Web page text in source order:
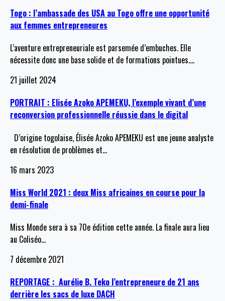
Togo : l’ambassade des USA au Togo offre une opportunité
aux femmes entrepreneures
L’aventure entrepreneuriale est parsemée d’embuches. Elle
nécessite donc une base solide et de formations pointues.…
21 juillet 2024
PORTRAIT : Elisée Azoko APEMEKU, l’exemple vivant d’une
reconversion professionnelle réussie dans le digital
D’origine togolaise, Élisée Azoko APEMEKU est une jeune analyste
en résolution de problèmes et…
16 mars 2023
Miss World 2021 : deux Miss africaines en course pour la
demi-finale
Miss Monde sera à sa 70e édition cette année. La finale aura lieu
au Coliséo…
7 décembre 2021
REPORTAGE : Aurélie B. Teko l’entrepreneure de 21 ans
derrière les sacs de luxe DACH